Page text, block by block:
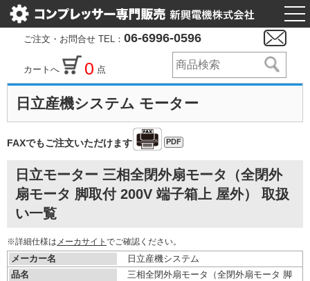
ご注文・お問合せ TEL： 06-6996-0596
カートへ 0 点
日立産機システム モーター
FAXでもご注文いただけます PDF
日立モーター 三相全閉外扇モータ（全閉外
扇モータ 脚取付 200V 端子箱上 屋外） 取扱
い一覧
※詳細仕様は メーカサイト でご確認ください。
メーカー名
日立産機システム
品名
三相全閉外扇モータ（全閉外扇モータ 脚